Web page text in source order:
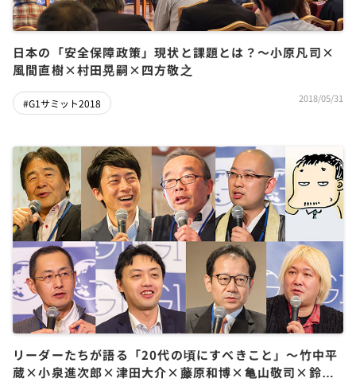
日本の「安全保障政策」現状と課題とは？～小原凡司×
風間直樹×村田晃嗣×四方敬之
#G1サミット2018 2018/05/31
リーダーたちが語る「20代の頃にすべきこと」～竹中平
蔵×小泉進次郎×津田大介×藤原和博×亀山敬司×鈴木